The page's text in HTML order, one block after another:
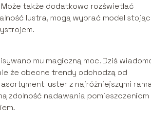
także dodatkowo rozświetlać
lustra, mogą wybrać model
mu magiczną moc. Dziś
że obecne trendy odchodzą od
luster z najróżniejszymi
zdolność nadawania pomieszczeniom